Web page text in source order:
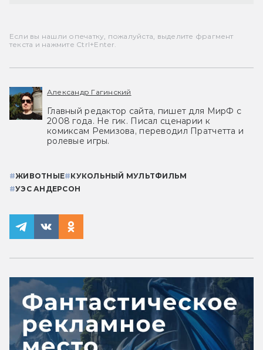
Если вы нашли опечатку, пожалуйста, выделите фрагмент
текста и нажмите Ctrl+Enter.
Александр Гагинский
Главный редактор сайта, пишет для МирФ с
2008 года. Не гик. Писал сценарии к
комиксам Ремизова, переводил Пратчетта и
ролевые игры.
#ЖИВОТНЫЕ#КУКОЛЬНЫЙ МУЛЬТФИЛЬМ
#УЭС АНДЕРСОН